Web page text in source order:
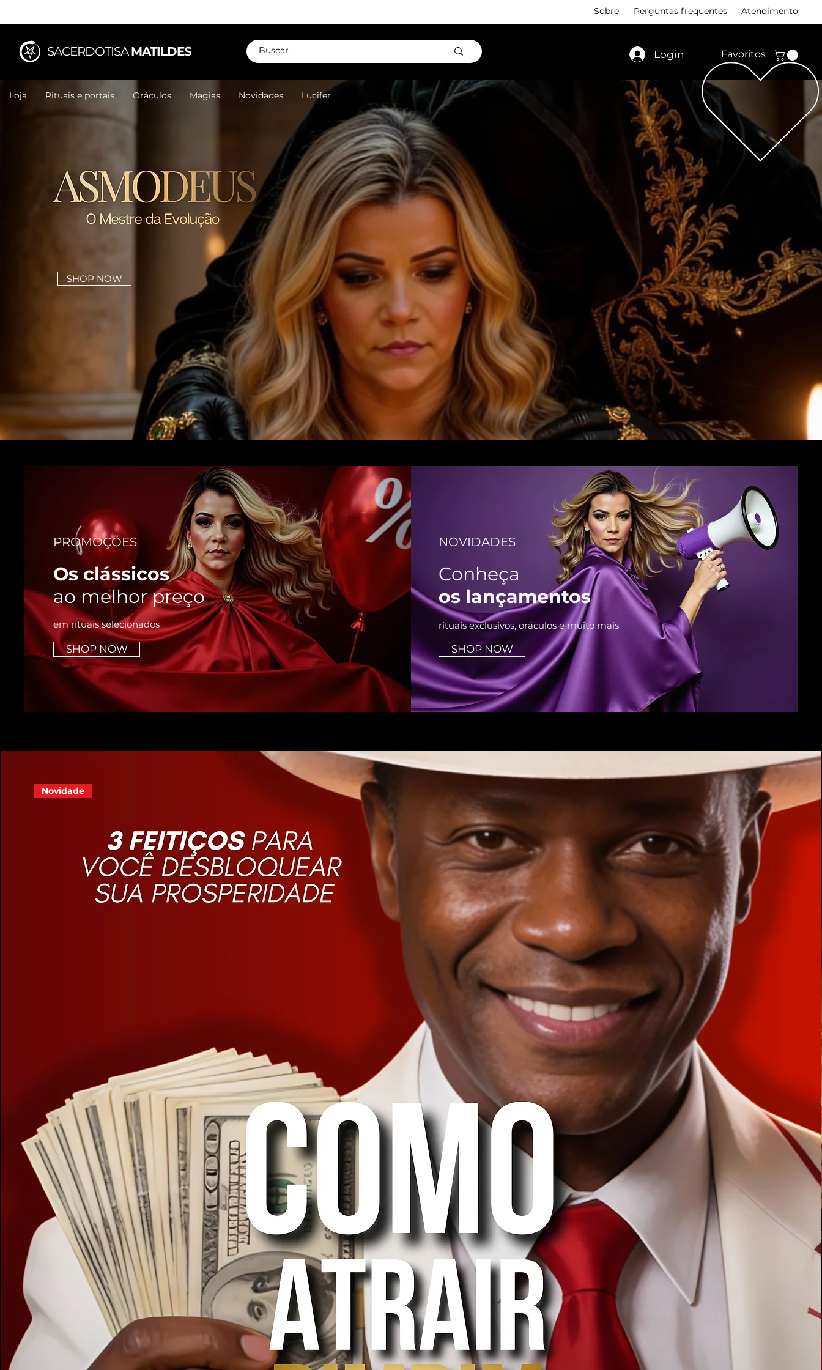
Sobre Perguntas frequentes Atendimento
SACERDOTISAMATILDES Login Favoritos
SHOP NOW
PROMOÇÕES
Os clássicos
ao melhor preço
em rituais selecionados
SHOP NOW
NOVIDADES
Conheça
os lançamentos
rituais exclusivos, oráculos e muito mais
SHOP NOW
Novidade
Loja Rituais e portais Oráculos Magias Novidades Lucifer